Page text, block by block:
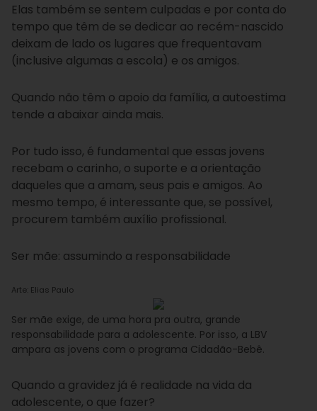
Elas também se sentem culpadas e por conta do
tempo que têm de se dedicar ao recém-nascido
deixam de lado os lugares que frequentavam
(inclusive algumas a escola) e os amigos.
Quando não têm o apoio da família, a autoestima
tende a abaixar ainda mais.
Por tudo isso, é fundamental que essas jovens
recebam o carinho, o suporte e a orientação
daqueles que a amam, seus pais e amigos. Ao
mesmo tempo, é interessante que, se possível,
procurem também auxílio profissional.
Ser mãe: assumindo a responsabilidade
Arte: Elias Paulo
Ser mãe exige, de uma hora pra outra, grande
responsabilidade para a adolescente. Por isso, a LBV
ampara as jovens com o programa Cidadão-Bebê.
Quando a gravidez já é realidade na vida da
adolescente, o que fazer?